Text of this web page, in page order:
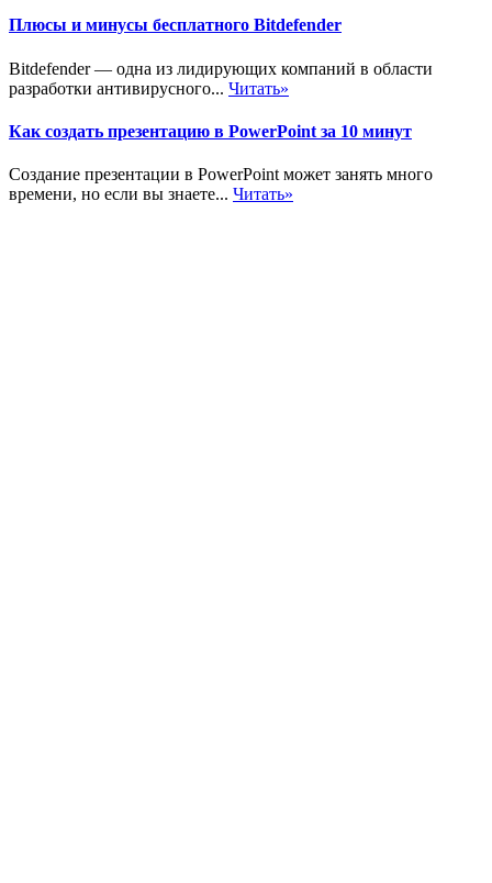
Плюсы и минусы бесплатного Bitdefender
Bitdefender — одна из лидирующих компаний в области
разработки антивирусного... Читать»
Как создать презентацию в PowerPoint за 10 минут
Создание презентации в PowerPoint может занять много
времени, но если вы знаете... Читать»